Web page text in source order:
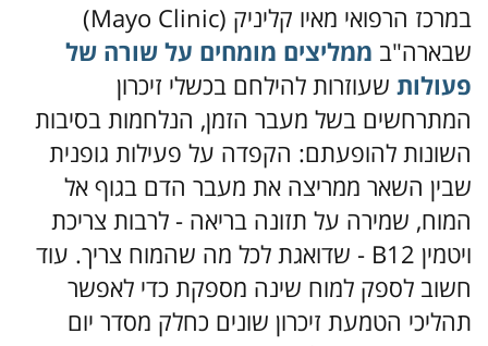
במרכז הרפואי מאיו קליניק (Mayo Clinic)
שבארה"ב ממליצים מומחים על שורה של
פעולות שעוזרות להילחם בכשלי זיכרון
המתרחשים בשל מעבר הזמן, הנלחמות בסיבות
השונות להופעתם: הקפדה על פעילות גופנית
שבין השאר ממריצה את מעבר הדם בגוף אל
המוח, שמירה על תזונה בריאה - לרבות צריכת
ויטמין B12 - שדואגת לכל מה שהמוח צריך. עוד
חשוב לספק למוח שינה מספקת כדי לאפשר
תהליכי הטמעת זיכרון שונים כחלק מסדר יום